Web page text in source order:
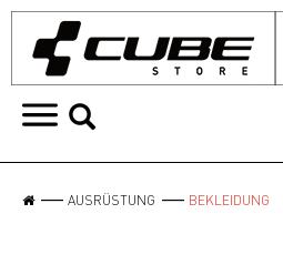
AUSRÜSTUNG BEKLEIDUNG